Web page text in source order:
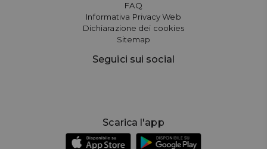
FAQ
Informativa Privacy Web
Dichiarazione dei cookies
Sitemap
Seguici sui social
Scarica l'app